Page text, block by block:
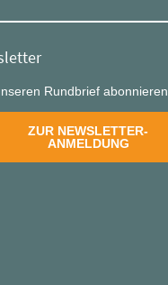
Rundbrief abonnieren
ZUR NEWSLETTER-
ANMELDUNG